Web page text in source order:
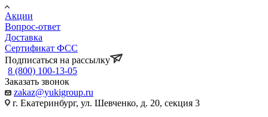
Акции
Вопрос-ответ
Доставка
Сертификат ФСС
Подписаться на рассылку
8 (800) 100-13-05
Заказать звонок
zakaz@yukigroup.ru
г. Екатеринбург, ул. Шевченко, д. 20, секция 3